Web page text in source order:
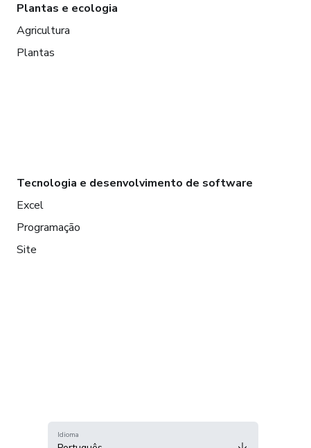
Plantas e ecologia
Agricultura
Plantas
Tecnologia e desenvolvimento de software
Excel
Programação
Site
Idioma